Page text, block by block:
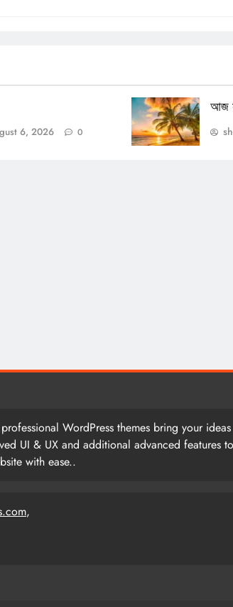
6, 2026 0
আজ
WordPress themes bring your ideas
UI & UX and additional advanced features to
with ease..
,